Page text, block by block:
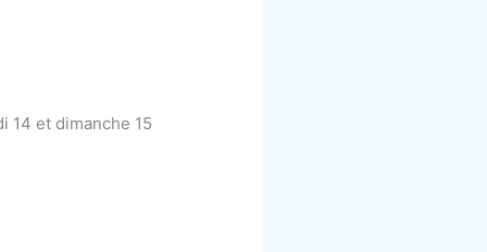
14 et dimanche 15